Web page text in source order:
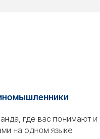
где вас понимают и
на одном языке